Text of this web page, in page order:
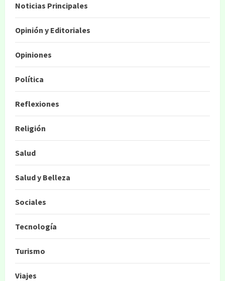
Noticias Principales
Opinión y Editoriales
Opiniones
Política
Reflexiones
Religión
Salud
Salud y Belleza
Sociales
Tecnología
Turismo
Viajes